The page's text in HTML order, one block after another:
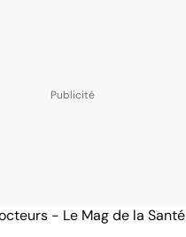
- Le Mag de la Santé